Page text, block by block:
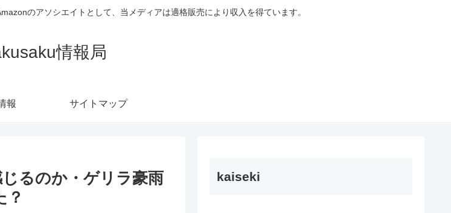
のアソシエイトとして、当メディアは適格販売により収入を得ています。
情報局
報 サイトマップ
るのか・ゲリラ豪雨
？
kaiseki